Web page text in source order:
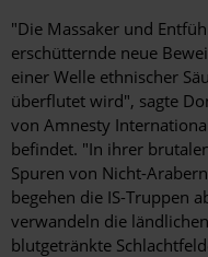
"Die Massaker und
erschütternde neue
einer Welle ethnischer
überflutet wird", sagte
von Amnesty
befindet. "In ihrer
Spuren von Nicht-
begehen die IS-Truppen
verwandeln die
blutgetränkte